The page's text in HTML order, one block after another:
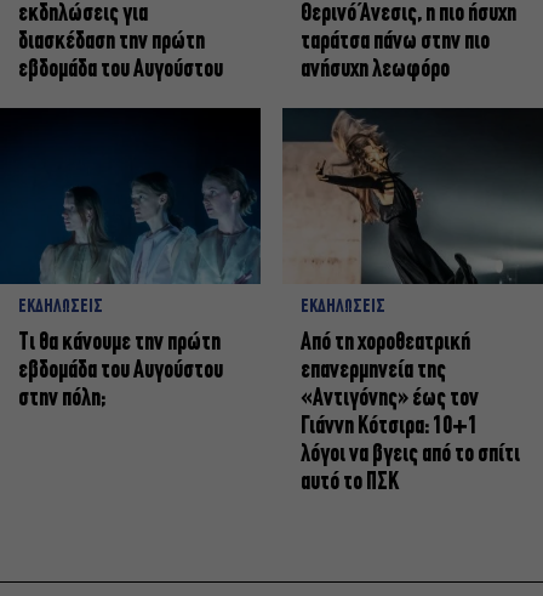
εκδηλώσεις για
διασκέδαση την πρώτη
εβδομάδα του Αυγούστου
Θερινό Άνεσις, η πιο ήσυχη
ταράτσα πάνω στην πιο
ανήσυχη λεωφόρο
ΕΚΔΗΛΩΣΕΙΣ
Τι θα κάνουμε την πρώτη
εβδομάδα του Αυγούστου
στην πόλη;
ΕΚΔΗΛΩΣΕΙΣ
Από τη χοροθεατρική
επανερμηνεία της
«Αντιγόνης» έως τον
Γιάννη Κότσιρα: 10+1
λόγοι να βγεις από το σπίτι
αυτό το ΠΣΚ